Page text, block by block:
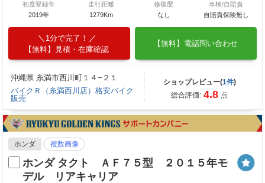
初度登録年
2019年
走行距離
1279Km
修復歴
なし
車検/自賠責
自賠責保険無し
1分で完了！
【無料】見積・在庫確認
【無料】電話問い合わせ
沖縄県 糸満市西川町１４−２１
バイクＲ（糸満西川店）格安バイク
販売
ショップレビュー(1件)
総合評価: 4.8 点
ホンダ 複数画像
ホンダ タクト ＡＦ７５型 ２０１５年モ
デル リアキャリア